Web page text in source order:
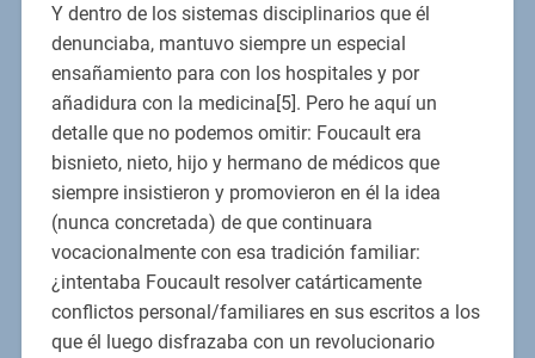
Y dentro de los sistemas disciplinarios que él
denunciaba, mantuvo siempre un especial
ensañamiento para con los hospitales y por
añadidura con la medicina[5]. Pero he aquí un
detalle que no podemos omitir: Foucault era
bisnieto, nieto, hijo y hermano de médicos que
siempre insistieron y promovieron en él la idea
(nunca concretada) de que continuara
vocacionalmente con esa tradición familiar:
¿intentaba Foucault resolver catárticamente
conflictos personal/familiares en sus escritos a los
que él luego disfrazaba con un revolucionario